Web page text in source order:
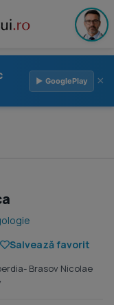
▶ GooglePlay ×
Salvează favorit
Brasov Nicolae